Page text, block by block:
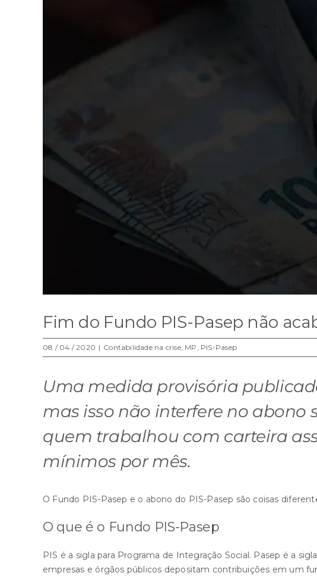
Fim do Fundo PIS-Pasep não
08 / 04 / 2020 | Contabilidade na crise, MP, PIS-Pasep
Uma medida provisória
mas isso não interfere no abono
quem trabalhou com carteira
mínimos por mês.
O Fundo PIS-Pasep e o abono do PIS-Pasep são coisas
O que é o Fundo PIS-Pasep
PIS é a sigla para Programa de Integração Social. Pasep é a
empresas e órgãos públicos depositam contribuições em um